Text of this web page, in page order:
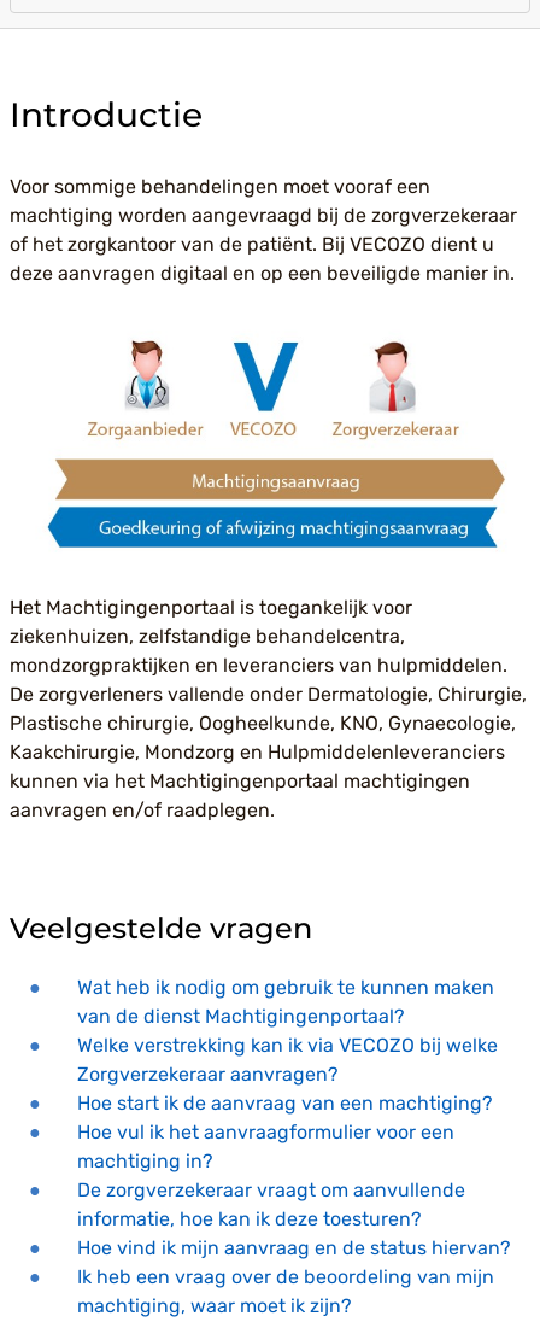
Introductie
Voor sommige behandelingen moet vooraf een
machtiging worden aangevraagd bij de zorgverzekeraar
of het zorgkantoor van de patiënt. Bij VECOZO dient u
deze aanvragen digitaal en op een beveiligde manier in.
Het Machtigingenportaal is toegankelijk voor
ziekenhuizen, zelfstandige behandelcentra,
mondzorgpraktijken en leveranciers van hulpmiddelen.
De zorgverleners vallende onder Dermatologie, Chirurgie,
Plastische chirurgie, Oogheelkunde, KNO, Gynaecologie,
Kaakchirurgie, Mondzorg en Hulpmiddelenleveranciers
kunnen via het Machtigingenportaal machtigingen
aanvragen en/of raadplegen.
Veelgestelde vragen
Wat heb ik nodig om gebruik te kunnen maken
van de dienst Machtigingenportaal?
Welke verstrekking kan ik via VECOZO bij welke
Zorgverzekeraar aanvragen?
Hoe start ik de aanvraag van een machtiging?
Hoe vul ik het aanvraagformulier voor een
machtiging in?
De zorgverzekeraar vraagt om aanvullende
informatie, hoe kan ik deze toesturen?
Hoe vind ik mijn aanvraag en de status hiervan?
Ik heb een vraag over de beoordeling van mijn
machtiging, waar moet ik zijn?